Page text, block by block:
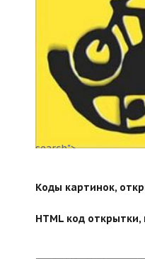
search">
Коды картинок,
HTML код открытки,